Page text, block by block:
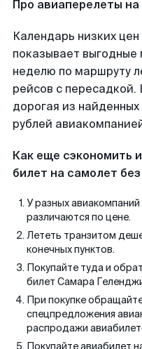
Про авиаперелеты
Календарь низких
показывает
неделю по маршруту
рейсов с пересадкой.
дорогая из
рублей
Как еще сэкономить
билет на самолет
У разных авиакомпаний
различаются по цене.
Лететь транзитом
конечных пунктов.
Покупайте туда и
билет Самара
При покупке
спецпредложения
распродажи
Покупайте авиабилет